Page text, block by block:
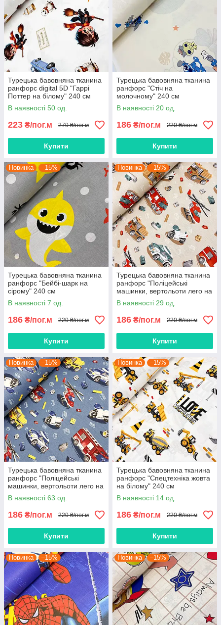
Турецька бавовняна тканина
ранфорс digital 5D "Гаррі
Поттер на білому" 240 см
В наявності 50 од.
223 ₴/пог.м 270 ₴/пог.м
Купити
Турецька бавовняна тканина
ранфорс "Стіч на
молочному" 240 см
В наявності 20 од.
186 ₴/пог.м 220 ₴/пог.м
Купити
Новинка –15%
Турецька бавовняна тканина
ранфорс "Бейбі-шарк на
сірому" 240 см
В наявності 7 од.
186 ₴/пог.м 220 ₴/пог.м
Купити
Новинка –15%
Турецька бавовняна тканина
ранфорс "Поліцейські
машинки, вертольоти лего на
бежевому" 240 см
В наявності 29 од.
186 ₴/пог.м 220 ₴/пог.м
Купити
Новинка –15%
Турецька бавовняна тканина
ранфорс "Поліцейські
машинки, вертольоти лего на
джинсовому" 240 см
В наявності 63 од.
186 ₴/пог.м 220 ₴/пог.м
Купити
Новинка –15%
Турецька бавовняна тканина
ранфорс "Спецтехніка жовта
на білому" 240 см
В наявності 14 од.
186 ₴/пог.м 220 ₴/пог.м
Купити
Новинка –15% Новинка –15%